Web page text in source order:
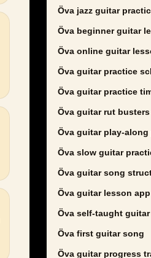
Öva jazz guitar
Öva beginner guitar
Öva online guitar
Öva guitar practice
Öva guitar practice
Öva guitar rut busters
Öva guitar play-along
Öva slow guitar
Öva guitar song
Öva guitar lesson app
Öva self-taught
Öva first guitar song
Öva guitar progress